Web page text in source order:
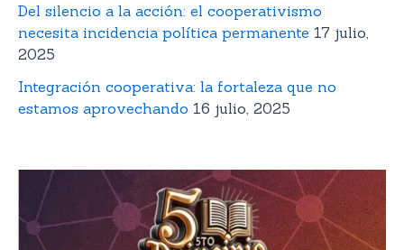
Del silencio a la acción: el cooperativismo
necesita incidencia política permanente 17 julio,
2025
Integración cooperativa: la fortaleza que no
estamos aprovechando 16 julio, 2025